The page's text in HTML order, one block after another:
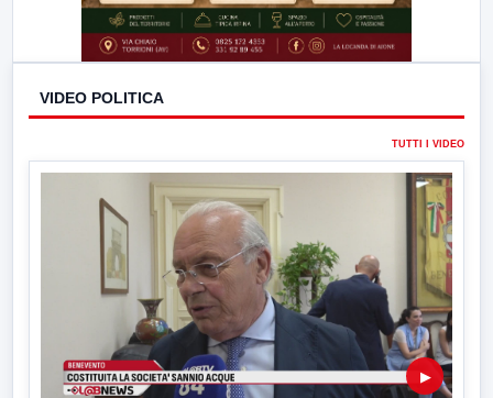
VIDEO POLITICA
TUTTI I VIDEO
▶